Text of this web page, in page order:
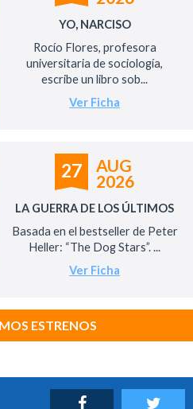
YO, NARCISO
Rocío Flores, profesora
universitaria de sociología,
escribe un libro sob...
Ver Ficha
27
AUG
2026
LA GUERRA DE LOS ÚLTIMOS
Basada en el bestseller de Peter
Heller: “The Dog Stars”. ...
Ver Ficha
ESTRENOS